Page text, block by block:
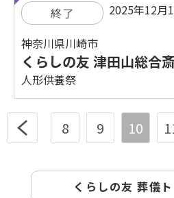
終了 2025年12月
神奈川県川崎市
くらしの友 津田山総合
人形供養祭
8 9 10
くらしの友 葬儀